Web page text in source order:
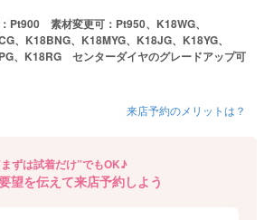
Pt900 素材変更可：Pt950、K18WG、
、K18BNG、K18MYG、K18JG、K18YG、
、K18RG センターダイヤのグレードアップ可
来店予約のメリットは？
ずは試着だけ”でもOK♪
望を伝えて来店予約しよう